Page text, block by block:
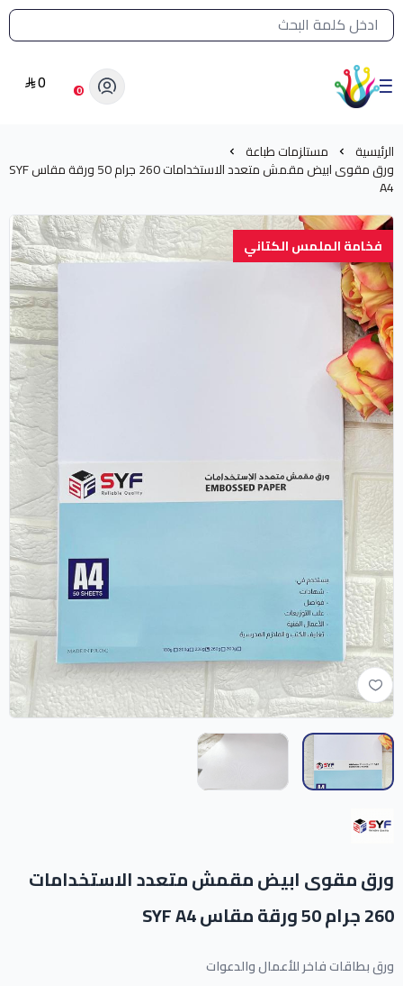
القائمة الرئيسية لمتجر الشرق النادر
الشرق النادر بيع مستلزمات طباعة حرارية 0
0
الرئيسية مستلزمات طباعة
ورق مقوى ابيض مقمش متعدد الاستخدامات 260 جرام 50 ورقة مقاس SYF
A4
فخامة الملمس الكتاني
ورق مقوى ابيض مقمش متعدد الاستخدامات
260 جرام 50 ورقة مقاس SYF A4
ورق بطاقات فاخر للأعمال والدعوات